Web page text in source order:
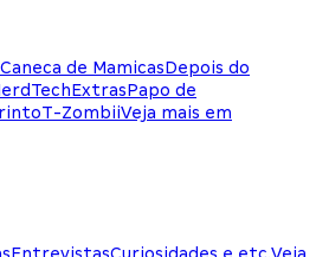
Caneca de MamicasDepois do
ExtrasPapo de
T-ZombiiVeja mais em